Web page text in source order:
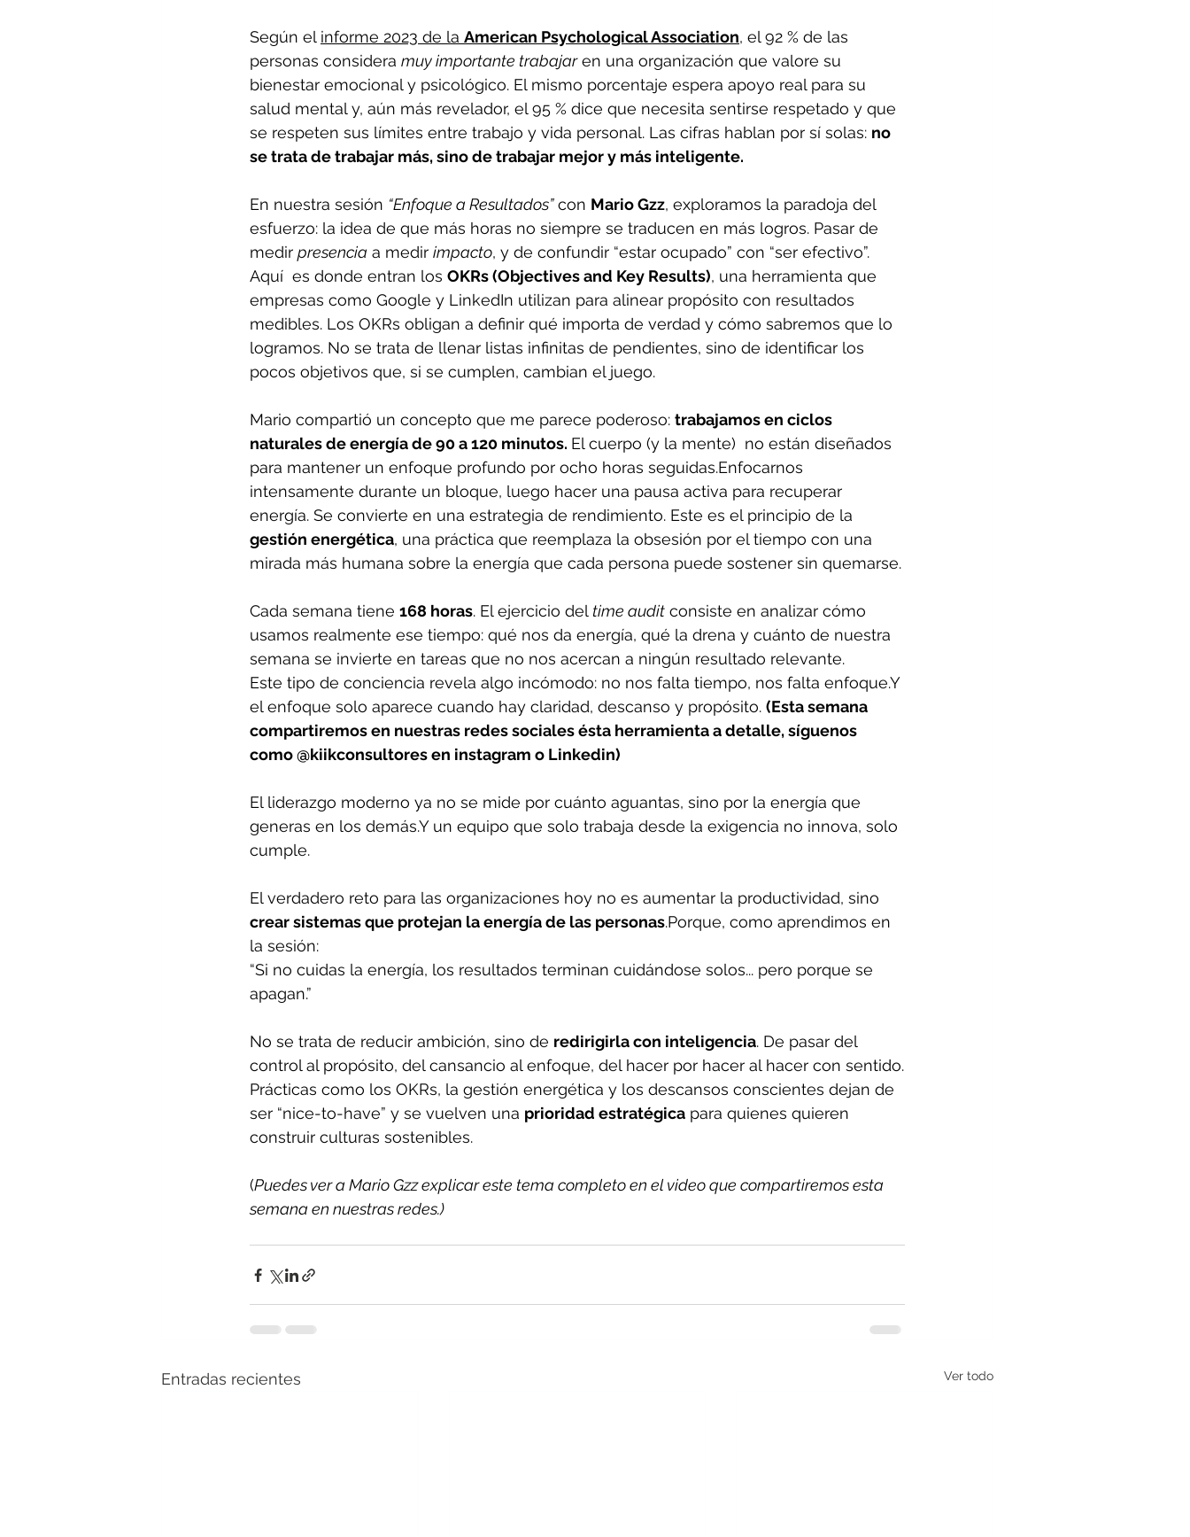
Según el informe 2023 de la American Psychological Association, el 92 % de las
personas considera muy importante trabajar en una organización que valore su
bienestar emocional y psicológico. El mismo porcentaje espera apoyo real para su
salud mental y, aún más revelador, el 95 % dice que necesita sentirse respetado y que
se respeten sus límites entre trabajo y vida personal. Las cifras hablan por sí solas: no
se trata de trabajar más, sino de trabajar mejor y más inteligente.
En nuestra sesión “Enfoque a Resultados” con Mario Gzz, exploramos la paradoja del
esfuerzo: la idea de que más horas no siempre se traducen en más logros. Pasar de
medir presencia a medir impacto, y de confundir “estar ocupado” con “ser efectivo”.
Aquí  es donde entran los OKRs (Objectives and Key Results), una herramienta que
empresas como Google y LinkedIn utilizan para alinear propósito con resultados
medibles. Los OKRs obligan a definir qué importa de verdad y cómo sabremos que lo
logramos. No se trata de llenar listas infinitas de pendientes, sino de identificar los
pocos objetivos que, si se cumplen, cambian el juego.
Mario compartió un concepto que me parece poderoso: trabajamos en ciclos
naturales de energía de 90 a 120 minutos. El cuerpo (y la mente)  no están diseñados
para mantener un enfoque profundo por ocho horas seguidas.Enfocarnos
intensamente durante un bloque, luego hacer una pausa activa para recuperar
energía. Se convierte en una estrategia de rendimiento. Este es el principio de la
gestión energética, una práctica que reemplaza la obsesión por el tiempo con una
mirada más humana sobre la energía que cada persona puede sostener sin quemarse.
Cada semana tiene 168 horas. El ejercicio del time audit consiste en analizar cómo
usamos realmente ese tiempo: qué nos da energía, qué la drena y cuánto de nuestra
semana se invierte en tareas que no nos acercan a ningún resultado relevante.
Este tipo de conciencia revela algo incómodo: no nos falta tiempo, nos falta enfoque.Y
el enfoque solo aparece cuando hay claridad, descanso y propósito. (Esta semana
compartiremos en nuestras redes sociales ésta herramienta a detalle, síguenos
como @kiikconsultores en instagram o Linkedin)
El liderazgo moderno ya no se mide por cuánto aguantas, sino por la energía que
generas en los demás.Y un equipo que solo trabaja desde la exigencia no innova, solo
cumple.
El verdadero reto para las organizaciones hoy no es aumentar la productividad, sino
crear sistemas que protejan la energía de las personas.Porque, como aprendimos en
la sesión:
“Si no cuidas la energía, los resultados terminan cuidándose solos... pero porque se
apagan.”
No se trata de reducir ambición, sino de redirigirla con inteligencia. De pasar del
control al propósito, del cansancio al enfoque, del hacer por hacer al hacer con sentido.
Prácticas como los OKRs, la gestión energética y los descansos conscientes dejan de
ser “nice-to-have” y se vuelven una prioridad estratégica para quienes quieren
construir culturas sostenibles.
(Puedes ver a Mario Gzz explicar este tema completo en el video que compartiremos esta
semana en nuestras redes.)
Entradas recientes Ver todo